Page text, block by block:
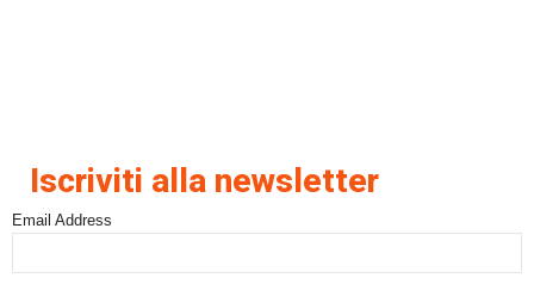
Iscriviti alla newsletter
Email Address